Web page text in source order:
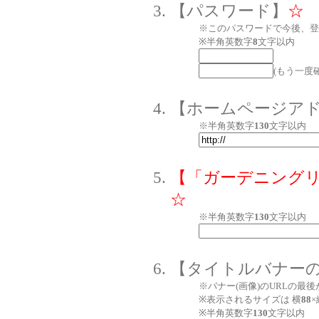
【パスワード】 ☆
※このパスワードで今後、
※半角英数字8文字以内
(もう一度
【ホームページア
※半角英数字130文字以内
【「ガーデニング
☆
※半角英数字130文字以内
【タイトルバナー
※バナー(画像)のURLの最後
※表示されるサイズは 横88×
※半角英数字130文字以内